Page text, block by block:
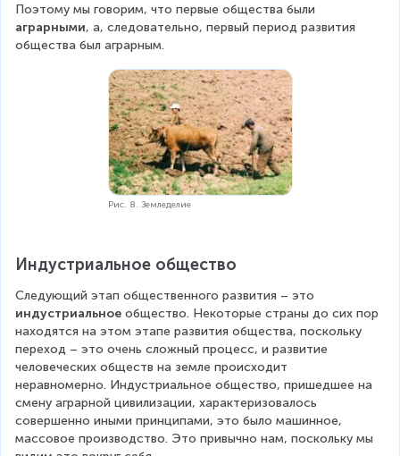
Поэтому мы говорим, что первые общества были
аграрными, а, следовательно, первый период развития
общества был аграрным.
Рис. 8. Земледелие
Индустриальное общество
Следующий этап общественного развития – это
индустриальное общество. Некоторые страны до сих пор
находятся на этом этапе развития общества, поскольку
переход – это очень сложный процесс, и развитие
человеческих обществ на земле происходит
неравномерно. Индустриальное общество, пришедшее на
смену аграрной цивилизации, характеризовалось
совершенно иными принципами, это было машинное,
массовое производство. Это привычно нам, поскольку мы